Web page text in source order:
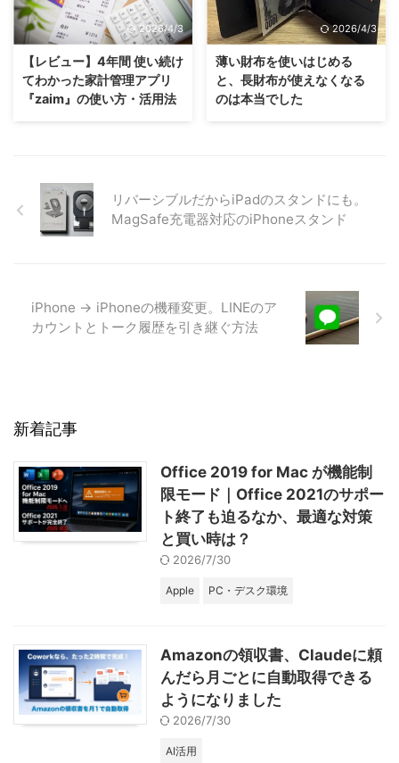
2026/4/3
【レビュー】4年間 使い続け
てわかった家計管理アプリ
『zaim』の使い方・活用法
2026/4/3
薄い財布を使いはじめる
と、長財布が使えなくなる
のは本当でした
リバーシブルだからiPadのスタンドにも。
MagSafe充電器対応のiPhoneスタンド
iPhone → iPhoneの機種変更。LINEのア
カウントとトーク履歴を引き継ぐ方法
新着記事
Office 2019 for Mac が機能制
限モード｜Office 2021のサポー
ト終了も迫るなか、最適な対策
と買い時は？
2026/7/30
Apple PC・デスク環境
Amazonの領収書、Claudeに頼
んだら月ごとに自動取得できる
ようになりました
2026/7/30
AI活用